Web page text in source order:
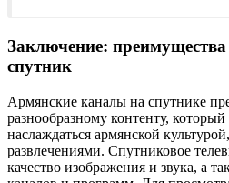
Заключение: преимущества
спутник
Армянские каналы на спутнике
разнообразному контенту, который
наслаждаться армянской
развлечениями. Спутниковое
качество изображения и звука, а